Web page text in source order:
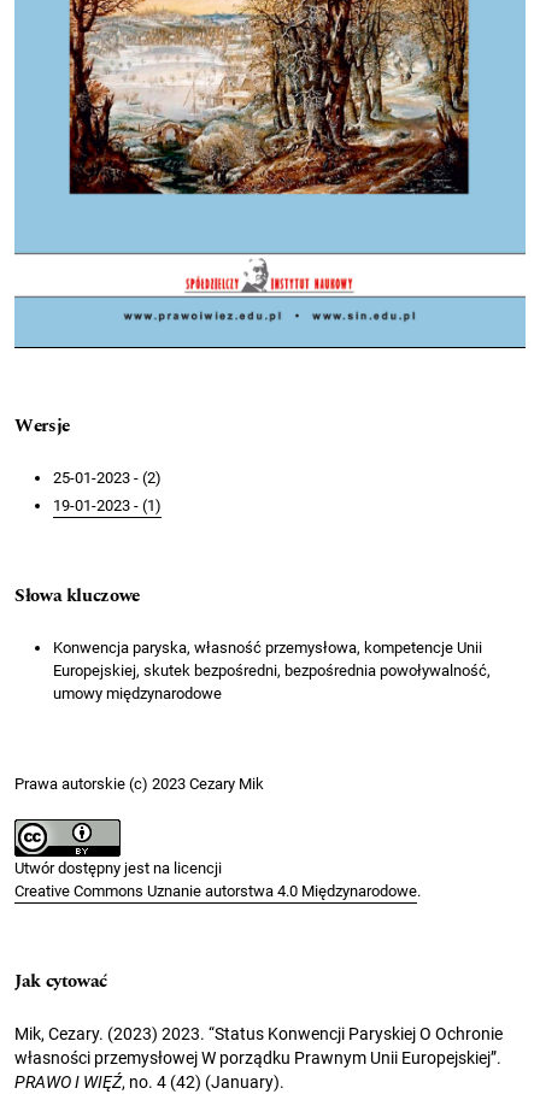
Wersje
25-01-2023 - (2)
19-01-2023 - (1)
Słowa kluczowe
Konwencja paryska, własność przemysłowa, kompetencje Unii
Europejskiej, skutek bezpośredni, bezpośrednia powoływalność,
umowy międzynarodowe
Prawa autorskie (c) 2023 Cezary Mik
Utwór dostępny jest na licencji
Creative Commons Uznanie autorstwa 4.0 Międzynarodowe.
Jak cytować
Mik, Cezary. (2023) 2023. “Status Konwencji Paryskiej O Ochronie
własności przemysłowej W porządku Prawnym Unii Europejskiej”.
PRAWO I WIĘŹ, no. 4 (42) (January).